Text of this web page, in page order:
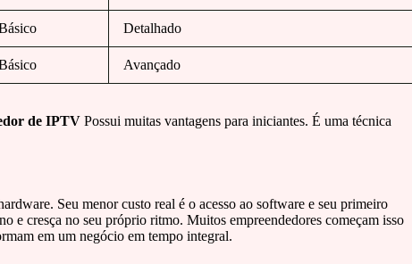
Detalhado
Avançado
de IPTV Possui muitas vantagens para iniciantes. É uma técnica
Seu menor custo real é o acesso ao software e seu primeiro
e cresça no seu próprio ritmo. Muitos empreendedores começam isso
em um negócio em tempo integral.